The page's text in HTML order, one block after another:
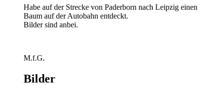
Habe auf der Strecke von Paderborn nach Leipzig einen
Baum auf der Autobahn entdeckt.
Bilder sind anbei.
M.f.G.
Bilder